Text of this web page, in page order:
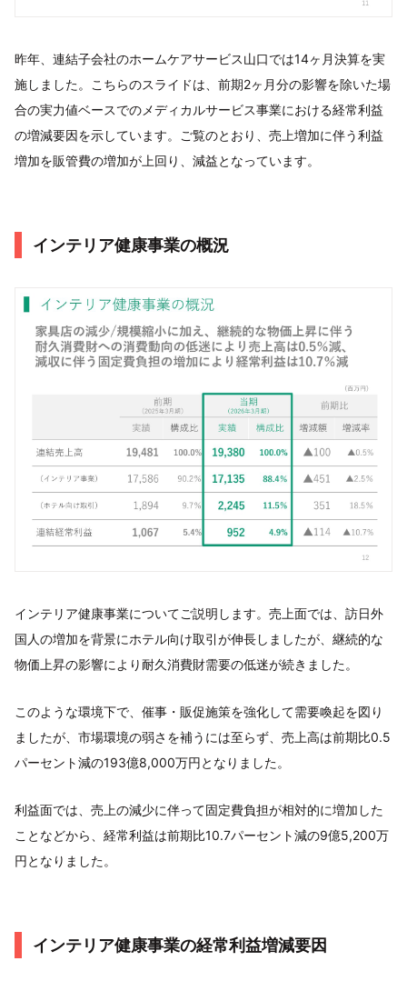
昨年、連結子会社のホームケアサービス山口では14ヶ月決算を実
施しました。こちらのスライドは、前期2ヶ月分の影響を除いた場
合の実力値ベースでのメディカルサービス事業における経常利益
の増減要因を示しています。ご覧のとおり、売上増加に伴う利益
増加を販管費の増加が上回り、減益となっています。
インテリア健康事業の概況
インテリア健康事業についてご説明します。売上面では、訪日外
国人の増加を背景にホテル向け取引が伸長しましたが、継続的な
物価上昇の影響により耐久消費財需要の低迷が続きました。
このような環境下で、催事・販促施策を強化して需要喚起を図り
ましたが、市場環境の弱さを補うには至らず、売上高は前期比0.5
パーセント減の193億8,000万円となりました。
利益面では、売上の減少に伴って固定費負担が相対的に増加した
ことなどから、経常利益は前期比10.7パーセント減の9億5,200万
円となりました。
インテリア健康事業の経常利益増減要因